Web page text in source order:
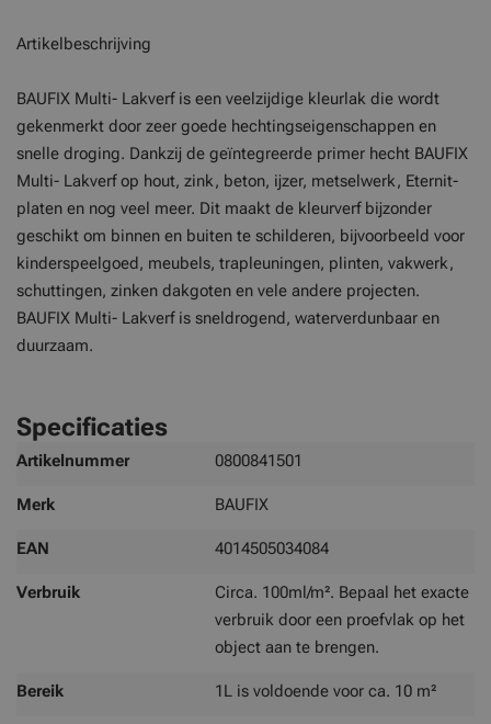
Artikelbeschrijving
BAUFIX Multi- Lakverf is een veelzijdige kleurlak die wordt
gekenmerkt door zeer goede hechtingseigenschappen en
snelle droging. Dankzij de geïntegreerde primer hecht BAUFIX
Multi- Lakverf op hout, zink, beton, ijzer, metselwerk, Eternit-
platen en nog veel meer. Dit maakt de kleurverf bijzonder
geschikt om binnen en buiten te schilderen, bijvoorbeeld voor
kinderspeelgoed, meubels, trapleuningen, plinten, vakwerk,
schuttingen, zinken dakgoten en vele andere projecten.
BAUFIX Multi- Lakverf is sneldrogend, waterverdunbaar en
duurzaam.
Specificaties
Meer
Artikelnummer 0800841501
Merk BAUFIX
EAN 4014505034084
Verbruik
Circa. 100ml/m². Bepaal het exacte
verbruik door een proefvlak op het
object aan te brengen.
Bereik 1L is voldoende voor ca. 10 m²